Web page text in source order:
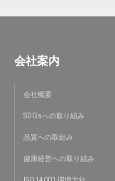
会社案内
会社概要
SDGsへの取り組み
品質への取組み
健康経営への取り組み